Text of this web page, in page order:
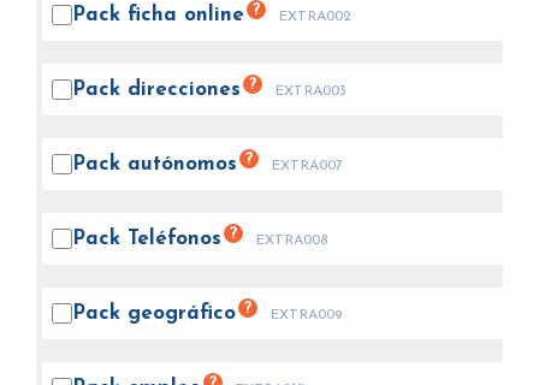
Pack ficha online ? EXTRA002
Pack direcciones ? EXTRA003
Pack autónomos ? EXTRA007
Pack Teléfonos ? EXTRA008
Pack geográfico ? EXTRA009